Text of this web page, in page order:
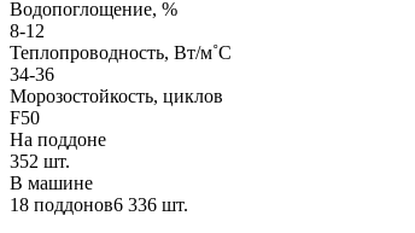
Водопоглощение, %
8-12
Теплопроводность, Вт/м˚С
34-36
Морозостойкость, циклов
F50
На поддоне
352 шт.
В машине
18 поддонов6 336 шт.